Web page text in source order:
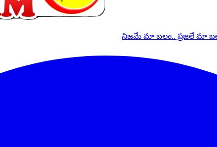
నిజమే మా బలం.. ప్రజలే మా